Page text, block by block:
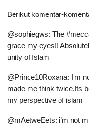
Berikut komentar-
@sophiegws: The
grace my eyes!!
unity of Islam
@Prince10Roxana: I’m
made me think twice.Its
my perspective of islam
@mAetweEets: i’m not